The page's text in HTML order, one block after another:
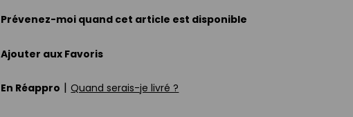
Prévenez-moi quand cet article est disponible
Ajouter aux Favoris
En Réappro | Quand serais-je livré ?